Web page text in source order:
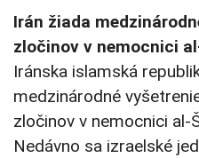
Irán žiada
zločinov v nemocnici
Iránska islamská
medzinárodné
zločinov v nemocnici al-
Nedávno sa izraelské